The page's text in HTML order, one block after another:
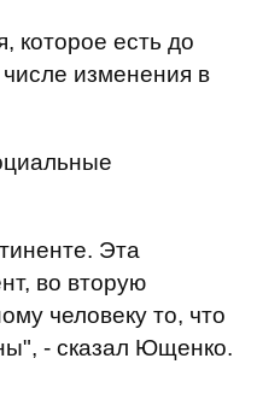
которое есть до
изменения в
Эта
во вторую
человеку то, что
- сказал Ющенко.